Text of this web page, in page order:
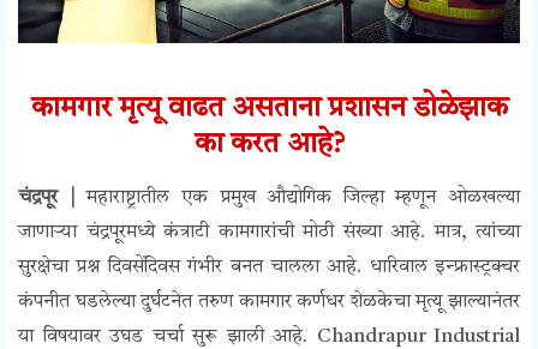
कामगार मृत्यू वाढत असताना प्रशासन डोळेझाक
का करत आहे?
चंद्रपूर |
महाराष्ट्रातील एक प्रमुख औद्योगिक जिल्हा म्हणून ओळखल्या
जाणाऱ्या चंद्रपूरमध्ये कंत्राटी कामगारांची मोठी संख्या आहे. मात्र, त्यांच्या
सुरक्षेचा प्रश्न दिवसेंदिवस गंभीर बनत चालला आहे. धारिवाल इन्फ्रास्ट्रक्चर
कंपनीत घडलेल्या दुर्घटनेत तरुण कामगार कर्णधर शेळकेचा मृत्यू झाल्यानंतर
या विषयावर उघड चर्चा सुरू झाली आहे. Chandrapur Industrial